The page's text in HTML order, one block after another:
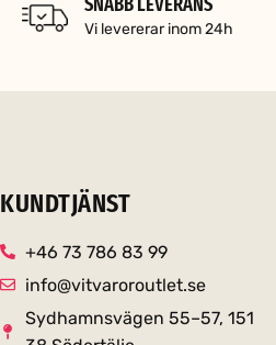
Vi levererar inom 24h
KUNDTJÄNST
+46 73 786 83 99
info@vitvaroroutlet.se
Sydhamnsvägen 55–57, 151